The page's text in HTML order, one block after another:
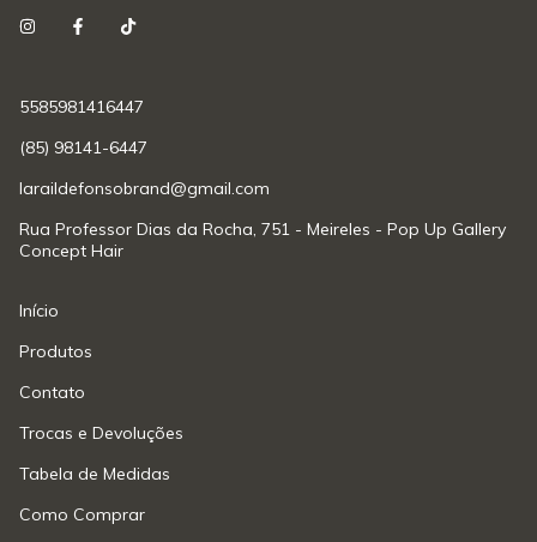
5585981416447
(85) 98141-6447
laraildefonsobrand@gmail.com
Rua Professor Dias da Rocha, 751 - Meireles - Pop Up Gallery
Concept Hair
Início
Produtos
Contato
Trocas e Devoluções
Tabela de Medidas
Como Comprar